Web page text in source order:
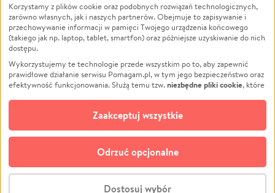
Zwierzęta
Pożar
Ukraina
Pomoc Finansowa
Projekty
Pogrzeb
Społeczność lokalna
Kultura
Powódź
Wichura
NGO
Edukacja
Podróż
Impreza
Ochrona środowiska
Biznes
© CROWDING SP. Z O.O.
Korzystamy z plików cookie oraz podobnych rozwiązań technologicznych,
zarówno własnych, jak i naszych partnerów. Obejmuje to zapisywanie i
przechowywanie informacji w pamięci Twojego urządzenia końcowego
(takiego jak np. laptop, tablet, smartfon) oraz późniejsze uzyskiwanie do nich
dostępu.
Wykorzystujemy te technologie przede wszystkim po to, aby zapewnić
prawidłowe działanie serwisu Pomagam.pl, w tym jego bezpieczeństwo oraz
efektywność funkcjonowania. Służą temu tzw.niezbędne pliki cookie, które
opcjonalnych plików cookie
technologii do celów analitycznych i retargetingowych. Możesz wyrazić
zgodę na ich stosowanie lub jej odmówić. W dowolnym momencie masz
możliwość zmiany swoich preferencji na stronie „Zarządzaj zgodami cookie”,
do której link znajdziesz w stopce serwisu Pomagam.pl. Opcjonalne pliki
cookie wykorzystywane są w następujących celach:
działanie serwisu Pomagam.pl. Dzięki nim możemy zrozumieć, jak
Dostosuj wybór
Odrzuć opcjonalne
Zaakceptuj wszystkie